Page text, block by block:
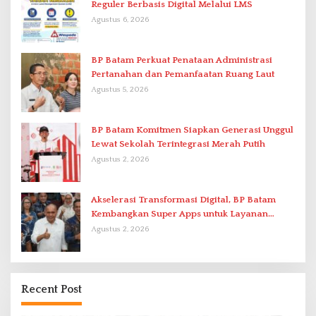
Reguler Berbasis Digital Melalui LMS
Agustus 6, 2026
BP Batam Perkuat Penataan Administrasi
Pertanahan dan Pemanfaatan Ruang Laut
Agustus 5, 2026
BP Batam Komitmen Siapkan Generasi Unggul
Lewat Sekolah Terintegrasi Merah Putih
Agustus 2, 2026
Akselerasi Transformasi Digital, BP Batam
Kembangkan Super Apps untuk Layanan
Terpadu
Agustus 2, 2026
Recent Post